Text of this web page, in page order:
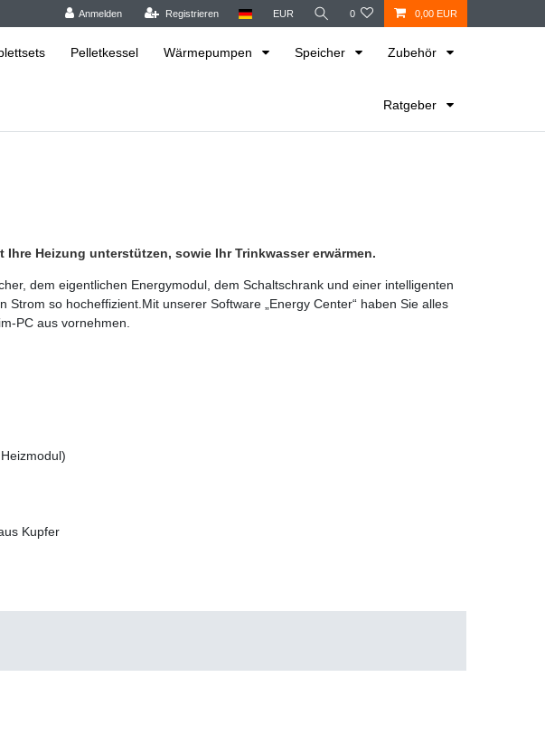
Anmelden Registrieren EUR 0 0,00 EUR
Pelletkessel Wärmepumpen Speicher Zubehör
Ratgeber
Heizung unterstützen, sowie Ihr Trinkwasser erwärmen.
dem eigentlichen Energymodul, dem Schaltschrank und einer intelligenten
so hocheffizient.Mit unserer Software „Energy Center“ haben Sie alles
PC aus vornehmen.
Kupfer